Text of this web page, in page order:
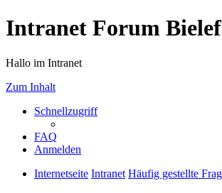
Intranet Forum
Hallo im Intranet
Zum Inhalt
Schnellzugriff
FAQ
Anmelden
Internetseite Intranet Häufig gestellte